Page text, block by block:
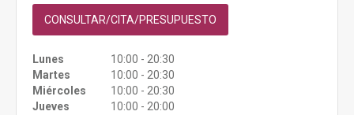
CONSULTAR/CITA/PRESUPUESTO
Lunes
10:00 - 20:30
Martes
10:00 - 20:30
Miércoles
10:00 - 20:30
Jueves
10:00 - 20:00